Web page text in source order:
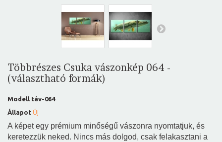
Többrészes Csuka vászonkép 064 -
(választható formák)
Modell táv-064
Állapot Új
A képet egy prémium minőségű vászonra nyomtatjuk, és
keretezzük neked. Nincs más dolgod, csak felakasztani a